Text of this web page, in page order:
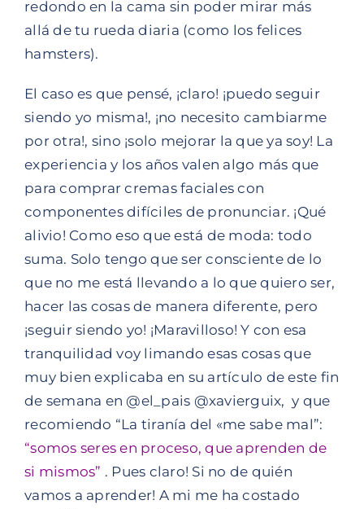
redondo en la cama sin poder mirar más
allá de tu rueda diaria (como los felices
hamsters).
El caso es que pensé, ¡claro! ¡puedo seguir
siendo yo misma!, ¡no necesito cambiarme
por otra!, sino ¡solo mejorar la que ya soy! La
experiencia y los años valen algo más que
para comprar cremas faciales con
componentes difíciles de pronunciar. ¡Qué
alivio! Como eso que está de moda: todo
suma. Solo tengo que ser consciente de lo
que no me está llevando a lo que quiero ser,
hacer las cosas de manera diferente, pero
¡seguir siendo yo! ¡Maravilloso! Y con esa
tranquilidad voy limando esas cosas que
muy bien explicaba en su artículo de este fin
de semana en @el_pais @xavierguix, y que
recomiendo “La tiranía del «me sabe mal”:
“somos seres en proceso, que aprenden de
si mismos” . Pues claro! Si no de quién
vamos a aprender! A mi me ha costado